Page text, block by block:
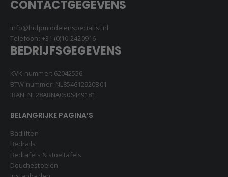
CONTACTGEGEVENS
info@hulpmiddelenspecialist.nl
Telefoon: +31 (0)10-2420916
BEDRIJFSGEGEVENS
KVK-nummer: 62042556
BTW-nummer: NL854612920B01
IBAN: NL28ABNA0506449181
BELANGRIJKE PAGINA’S
Badliften
Bedrails
Bedtafels & stoeltafels
Douchestoelen